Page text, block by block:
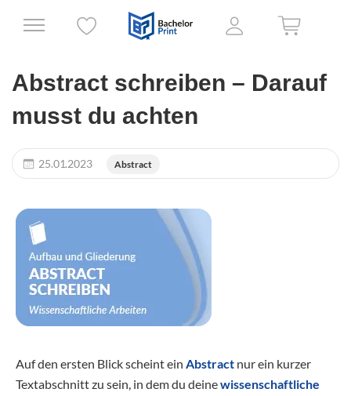
Abstract schreiben – Darauf
musst du achten
25.01.2023 Abstract
Auf den ersten Blick scheint ein Abstract nur ein kurzer
Textabschnitt zu sein, in dem du deinewissenschaftliche